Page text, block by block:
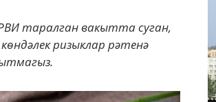
таралган вакытта суган,
ризыклар рәтенә